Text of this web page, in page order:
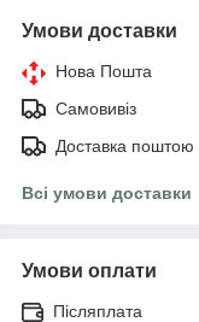
Умови доставки
Нова Пошта
Самовивіз
Доставка поштою
Всі умови доставки
Умови оплати
Післяплата